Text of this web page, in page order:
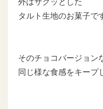
タルト生地のお菓子で
そのチョコバージョン
同じ様な食感をキープ